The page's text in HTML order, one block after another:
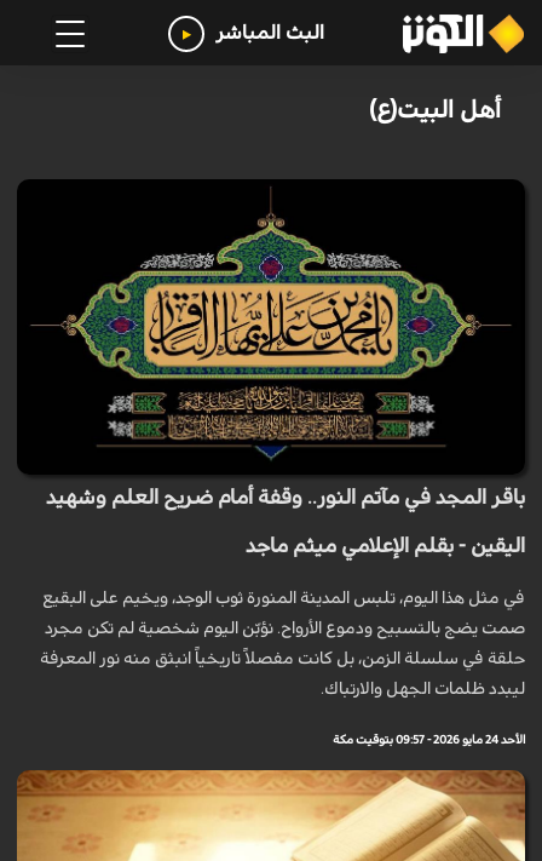
البث المباشر
أهل البيت(ع)
باقر المجد في مآتم النور.. وقفة أمام ضريح العلم وشهيد
اليقين - بقلم الإعلامي ميثم ماجد
في مثل هذا اليوم، تلبس المدينة المنورة ثوب الوجد، ويخيم على البقيع
صمت يضج بالتسبيح ودموع الأرواح. نؤبّن اليوم شخصية لم تكن مجرد
حلقة في سلسلة الزمن، بل كانت مفصلاً تاريخياً انبثق منه نور المعرفة
ليبدد ظلمات الجهل والارتباك.
الأحد 24 مايو 2026 - 09:57 بتوقيت مكة